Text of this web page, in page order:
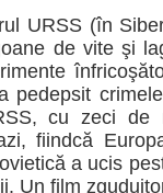
URSS (în
de vite şi
pedepsit
cu zeci de
fiindcă
a ucis
Un film